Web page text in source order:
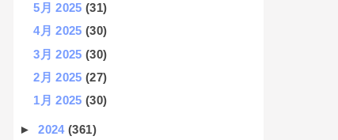
5月 2025(31)
4月 2025(30)
3月 2025(30)
2月 2025(27)
1月 2025(30)
►2024(361)